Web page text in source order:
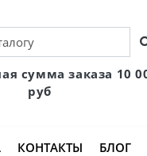
сумма заказа 10
руб
КОНТАКТЫ БЛОГ